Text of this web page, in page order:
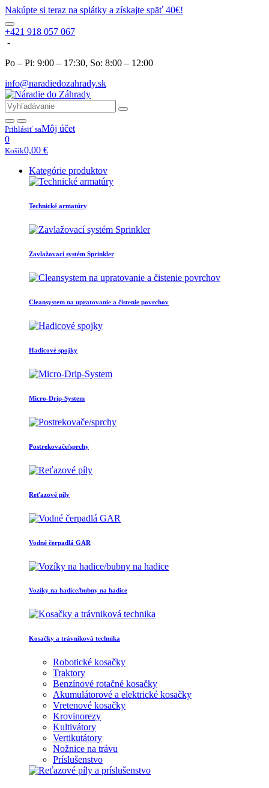
Nakúpte si teraz na splátky a získajte späť 40€!
+421 918 057 067
-
Po – Pi: 9:00 – 17:30, So: 8:00 – 12:00
info@naradiedozahrady.sk
Prihlásiť saMôj účet
0
Košík0,00 €
Kategórie produktov
Technické armatúry
Zavlažovací systém Sprinkler
Cleansystem na upratovanie a čistenie povrchov
Hadicové spojky
Micro-Drip-System
Postrekovače/sprchy
Reťazové píly
Vodné čerpadlá GAR
Vozíky na hadice/bubny na hadice
Kosačky a trávniková technika
Robotické kosačky
Traktory
Benzínové rotačné kosačky
Akumulátorové a elektrické kosačky
Vretenové kosačky
Krovinorezy
Kultivátory
Vertikutátory
Nožnice na trávu
Príslušenstvo